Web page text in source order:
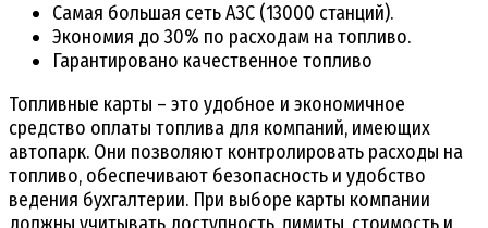
Самая большая сеть АЗС (13000 станций).
Экономия до 30% по расходам на топливо.
Гарантировано качественное топливо
Топливные карты – это удобное и экономичное
средство оплаты топлива для компаний, имеющих
автопарк. Они позволяют контролировать расходы на
топливо, обеспечивают безопасность и удобство
ведения бухгалтерии. При выборе карты компании